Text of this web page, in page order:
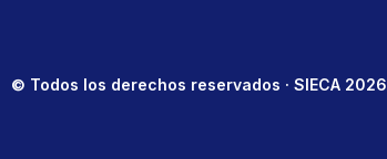
© Todos los derechos reservados · SIECA 2026